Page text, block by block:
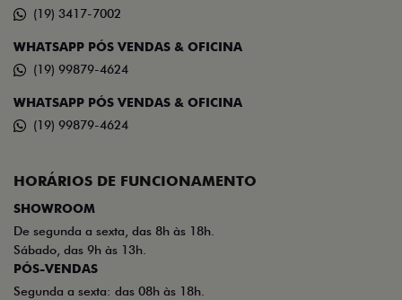
(19) 3417-7002
WHATSAPP PÓS VENDAS & OFICINA
(19) 99879-4624
WHATSAPP PÓS VENDAS & OFICINA
(19) 99879-4624
HORÁRIOS DE FUNCIONAMENTO
SHOWROOM
De segunda a sexta, das 8h às 18h.
Sábado, das 9h às 13h.
PÓS-VENDAS
Segunda a sexta: das 08h às 18h.